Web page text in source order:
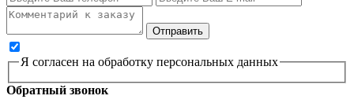
Я согласен на обработку персональных данных
Обратный звонок